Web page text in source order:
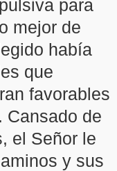
para
mejor de
había
que
favorables
Cansado de
el Señor le
y sus